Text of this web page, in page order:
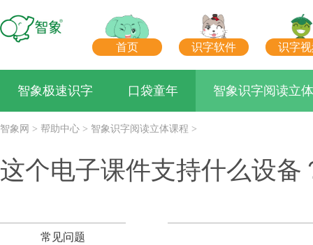
首页 识字软件 识字
智象极速识字 口袋童年 智象识字阅读立
智象网 > 帮助中心 > 智象识字阅读立体课程 >
这个电子课件支持什么设备
常见问题